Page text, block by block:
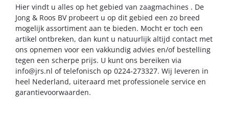
Hier vindt u alles op het gebied van zaagmachines . De
Jong & Roos BV probeert u op dit gebied een zo breed
mogelijk assortiment aan te bieden. Mocht er toch een
artikel ontbreken, dan kunt u natuurlijk altijd contact met
ons opnemen voor een vakkundig advies en/of bestelling
tegen een scherpe prijs. U kunt ons bereiken via
info@jrs.nl of telefonisch op 0224-273327. Wij leveren in
heel Nederland, uiteraard met professionele service en
garantievoorwaarden.